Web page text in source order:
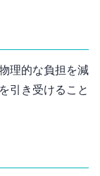
理的な負担を減
引き受けること